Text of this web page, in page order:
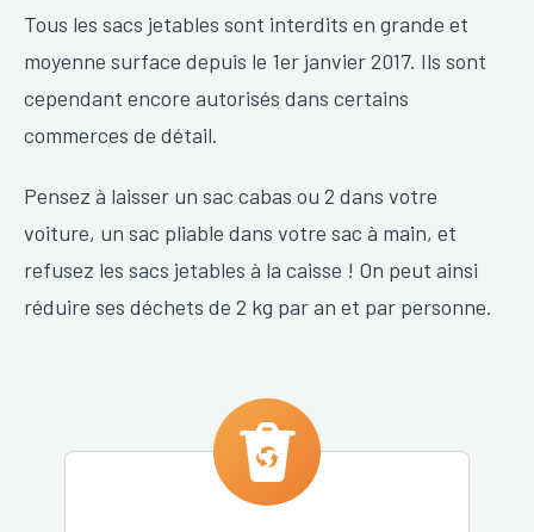
Tous les sacs jetables sont interdits en grande et
moyenne surface depuis le 1er janvier 2017. Ils sont
cependant encore autorisés dans certains
commerces de détail.
Pensez à laisser un sac cabas ou 2 dans votre
voiture, un sac pliable dans votre sac à main, et
refusez les sacs jetables à la caisse ! On peut ainsi
réduire ses déchets de 2 kg par an et par personne.